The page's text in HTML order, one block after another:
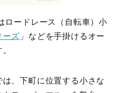
ロードレース（自転車）小
ーズ 」などを手掛けるオー
、下町に位置する小さな